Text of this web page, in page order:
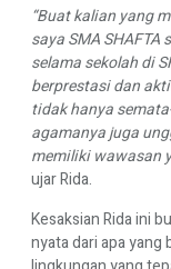
“Buat kalian yang
saya SMA
selama sekolah di
berprestasi dan
tidak hanya
agamanya juga
memiliki wawasan
ujar Rida.
Kesaksian Rida ini
nyata dari apa yang